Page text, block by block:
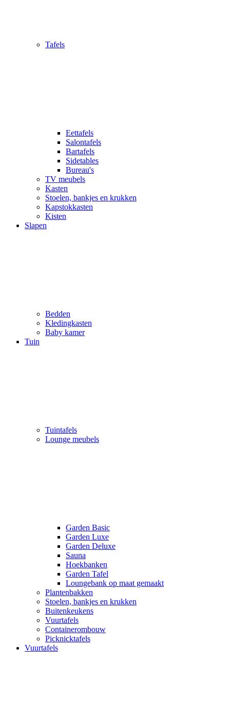
Tafels
Eettafels
Salontafels
Bartafels
Sidetables
Bureau's
TV meubels
Kasten
Stoelen, bankjes en krukken
Kapstokkasten
Kisten
Slapen
Bedden
Kledingkasten
Baby kamer
Tuin
Tuintafels
Lounge meubels
Garden Basic
Garden Luxe
Garden Deluxe
Sauna
Hoekbanken
Garden Tafel
Loungebank op maat gemaakt
Plantenbakken
Stoelen, bankjes en krukken
Buitenkeukens
Vuurtafels
Containerombouw
Picknicktafels
Vuurtafels